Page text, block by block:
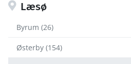
Læsø
Byrum (26)
Østerby (154)